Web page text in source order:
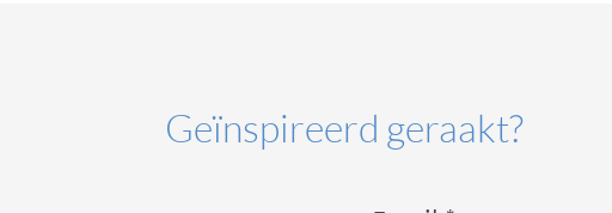
Geïnspireerd geraakt?